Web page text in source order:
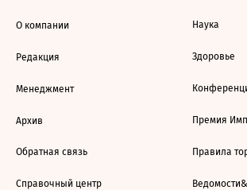
О компании
Редакция
Менеджмент
Архив
Обратная связь
Справочный центр
Наука
Здоровье
Премия
Правила
Ведомости&